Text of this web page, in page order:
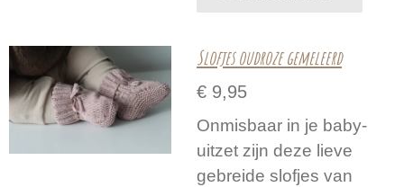
Slofjes oudroze gemeleerd
€ 9,95
Onmisbaar in je baby-
uitzet zijn deze lieve
gebreide slofjes van